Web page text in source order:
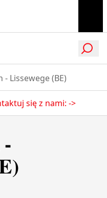
- Lissewege (BE)
się z nami: ->